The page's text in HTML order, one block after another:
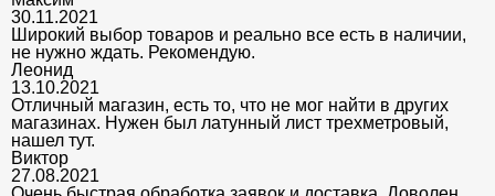
30.11.2021
Широкий выбор товаров и реально все есть в наличии,
не нужно ждать. Рекомендую.
Леонид
13.10.2021
Отличный магазин, есть то, что не мог найти в других
магазинах. Нужен был латунный лист трехметровый,
нашел тут.
Виктор
27.08.2021